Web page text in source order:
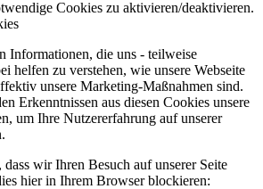
Cookies zu aktivieren/deaktivieren.
Informationen, die uns - teilweise
helfen zu verstehen, wie unsere Webseite
unsere Marketing-Maßnahmen sind.
Erkenntnissen aus diesen Cookies unsere
um Ihre Nutzererfahrung auf unserer
wir Ihren Besuch auf unserer Seite
hier in Ihrem Browser blockieren: